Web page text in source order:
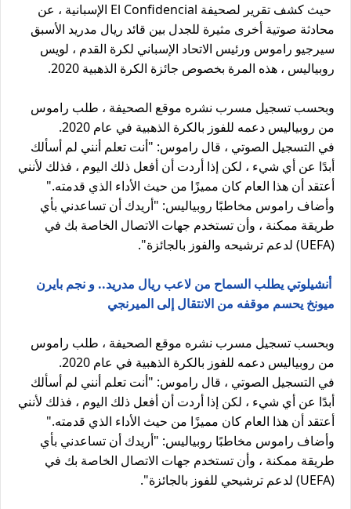
حيث كشف تقرير لصحيفة El Confidencial الإسبانية ، عن
محادثة صوتية أخرى مثيرة للجدل بين قائد ريال مدريد الأسبق
سيرجيو راموس ورئيس الاتحاد الإسباني لكرة القدم ، لويس
روبياليس ، هذه المرة بخصوص جائزة الكرة الذهبية 2020.
وبحسب تسجيل مسرب نشره موقع الصحيفة ، طلب راموس
من روبياليس دعمه للفوز بالكرة الذهبية في عام 2020.
في التسجيل الصوتي ، قال راموس: "أنت تعلم أنني لم أسألك
أبدًا عن أي شيء ، لكن إذا أردت أن أفعل ذلك اليوم ، فذلك لأنني
أعتقد أن هذا العام كان مميزًا من حيث الأداء الذي قدمته."
وأضاف راموس مخاطبًا روبياليس: "أريدك أن تساعدني بأي
طريقة ممكنة ، وأن تستخدم جهات الاتصال الخاصة بك في
(UEFA) لدعم ترشيحه والفوز بالجائزة".
أنشيلوتي يطلب السماح من لاعب ريال مدريد.. و نجم بايرن
ميونخ يحسم موقفه من الانتقال إلى الميرنجي
وبحسب تسجيل مسرب نشره موقع الصحيفة ، طلب راموس
من روبياليس دعمه للفوز بالكرة الذهبية في عام 2020.
في التسجيل الصوتي ، قال راموس: "أنت تعلم أنني لم أسألك
أبدًا عن أي شيء ، لكن إذا أردت أن أفعل ذلك اليوم ، فذلك لأنني
أعتقد أن هذا العام كان مميزًا من حيث الأداء الذي قدمته."
وأضاف راموس مخاطبًا روبياليس: "أريدك أن تساعدني بأي
طريقة ممكنة ، وأن تستخدم جهات الاتصال الخاصة بك في
(UEFA) لدعم ترشيحي للفوز بالجائزة".